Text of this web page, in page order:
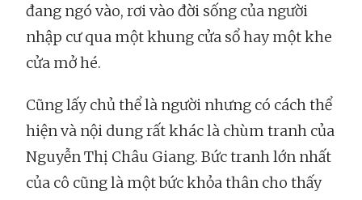
đang ngó vào, rơi vào đời sống của người
nhập cư qua một khung cửa sổ hay một khe
cửa mở hé.
Cũng lấy chủ thể là người nhưng có cách thể
hiện và nội dung rất khác là chùm tranh của
Nguyễn Thị Châu Giang. Bức tranh lớn nhất
của cô cũng là một bức khỏa thân cho thấy